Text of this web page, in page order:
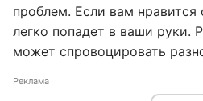
проблем. Если вам нравится
легко попадет в ваши руки.
может спровоцировать
Реклама